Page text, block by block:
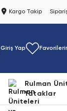
Kargo Takip
Giriş Yap
Rulman
Yataklar